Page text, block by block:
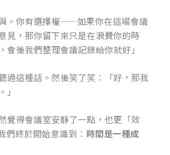
與。你有選擇權——如果你在這場會議
見，那你留下來只是在浪費你的時
會後我們整理會議記錄給你就好」
過這種話。然後笑了笑：「好，那我
覺得會議室安靜了一點，也更「效
終於開始意識到： 時間是一種成